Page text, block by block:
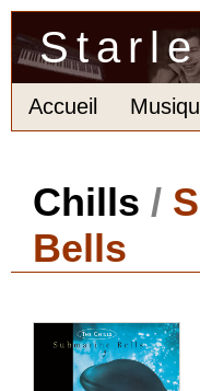
Accueil
Chills /
Bells